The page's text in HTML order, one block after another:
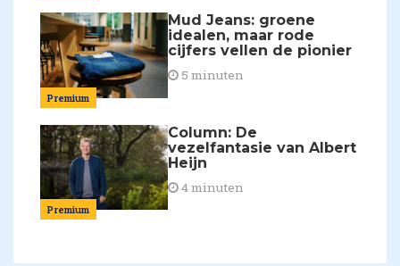
Premium
Mud Jeans: groene
idealen, maar rode
cijfers vellen de pionier
5 minuten
Premium
Column: De
vezelfantasie van Albert
Heijn
4 minuten